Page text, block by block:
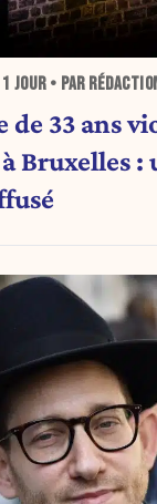
1 JOUR• PAR
de 33 ans
Bruxelles :